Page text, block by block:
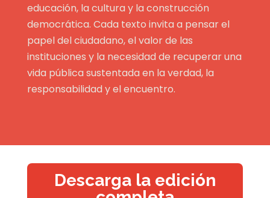
educación, la cultura y la construcción
democrática. Cada texto invita a pensar el
papel del ciudadano, el valor de las
instituciones y la necesidad de recuperar una
vida pública sustentada en la verdad, la
responsabilidad y el encuentro.
Descarga la edición